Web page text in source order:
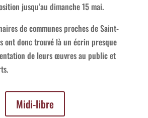
jusqu’au dimanche 15 mai.
de communes proches de Saint-
ont donc trouvé là un écrin presque
de leurs œuvres au public et
Midi-libre